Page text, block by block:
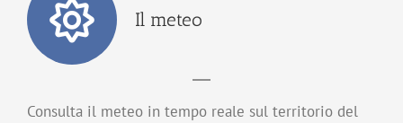
Il meteo
Consulta il meteo in tempo reale sul territorio del